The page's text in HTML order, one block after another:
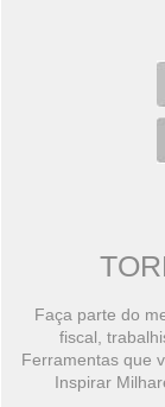
Faça parte do
fiscal,
Ferramentas que
Inspirar